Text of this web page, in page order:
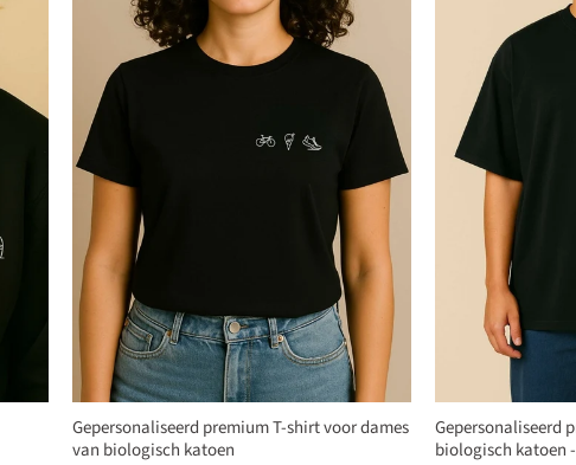
Gepersonaliseerd premium T-shirt voor dames
van biologisch katoen
Gepersonaliseerd
biologisch katoen